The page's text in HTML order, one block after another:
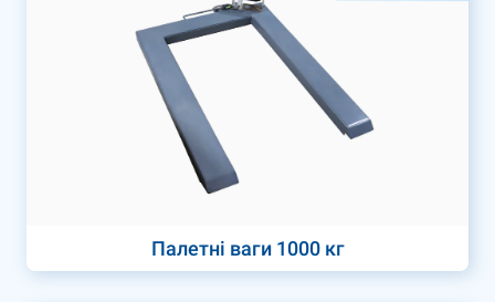
Палетні ваги 1000 кг